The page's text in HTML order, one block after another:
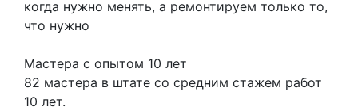
когда нужно менять, а ремонтируем только то,
что нужно
Мастера с опытом 10 лет
82 мастера в штате со средним стажем работ
10 лет.